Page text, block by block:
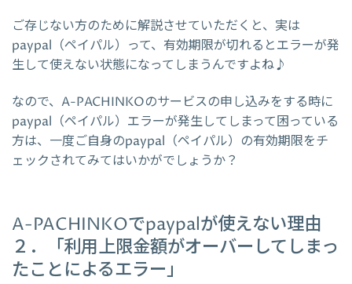
ご存じない方のために解説させていただくと、実は
paypal（ペイパル）って、有効期限が切れるとエラーが発
生して使えない状態になってしまうんですよね♪
なので、A-PACHINKOのサービスの申し込みをする時に
paypal（ペイパル）エラーが発生してしまって困っている
方は、一度ご自身のpaypal（ペイパル）の有効期限をチ
ェックされてみてはいかがでしょうか？
A-PACHINKOでpaypalが使えない理由
２．「利用上限金額がオーバーしてしまっ
たことによるエラー」